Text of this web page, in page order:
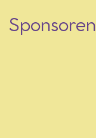
Sponsoren